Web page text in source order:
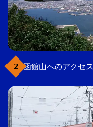
函館山へのアクセ